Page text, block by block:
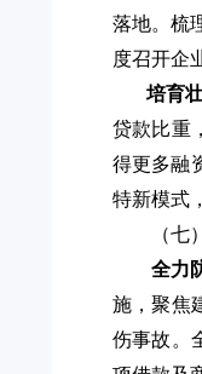
落地。梳
度召开企
培育
贷款比重
得更多融
特新模式
（
全力
施，聚焦
伤事故。